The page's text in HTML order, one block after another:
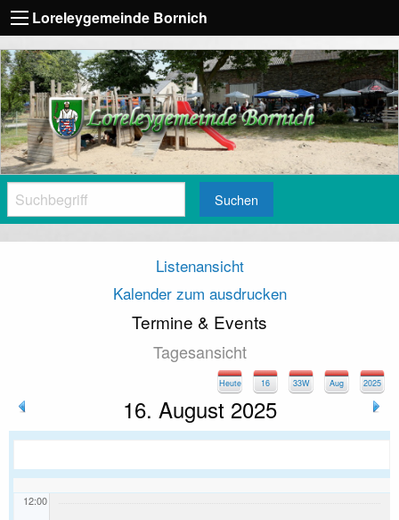
Loreleygemeinde Bornich
Suchen
Listenansicht
Kalender zum ausdrucken
Termine & Events
Tagesansicht
2025
Aug
33W
16
Heute
16. August 2025
12:00